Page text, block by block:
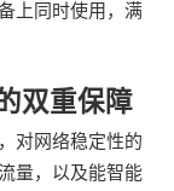
上同时使用，满
双重保障
对网络稳定性的
量，以及能智能